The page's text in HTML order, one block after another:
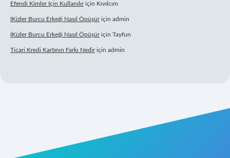
Efendi Kimler Için Kullanılıriçin Kıvılcım
İKizler Burcu Erkeği Nasıl Öpüşüriçin admin
İKizler Burcu Erkeği Nasıl Öpüşüriçin Tayfun
Ticari Kredi Kartının Farkı Nediriçin admin